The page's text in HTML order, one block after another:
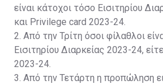
είναι κάτοχοι τόσο Εισιτηρίου
και Privilege card 2023-24.
2. Από την Τρίτη όσοι φίλαθλοι
Εισιτηρίου Διαρκείας 2023-24,
2023-24.
3. Από την Τετάρτη η προπώληση